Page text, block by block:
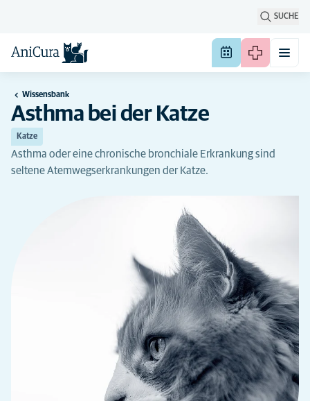
SUCHE
Wissensbank
Asthma bei der Katze
Katze
Asthma oder eine chronische bronchiale Erkrankung sind
seltene Atemwegserkrankungen der Katze.